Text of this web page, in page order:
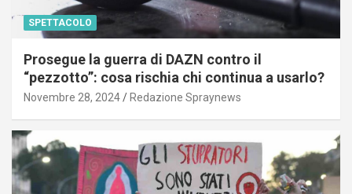
SPETTACOLO
Prosegue la guerra di DAZN contro il
“pezzotto”: cosa rischia chi continua a usarlo?
Novembre 28, 2024 Redazione Spraynews